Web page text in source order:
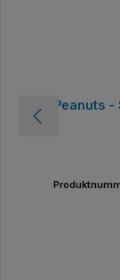
Peanuts